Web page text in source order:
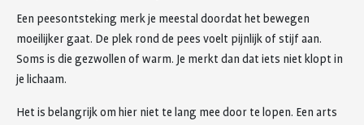
Een peesontsteking merk je meestal doordat het bewegen
moeilijker gaat. De plek rond de pees voelt pijnlijk of stijf aan.
Soms is die gezwollen of warm. Je merkt dan dat iets niet klopt in
je lichaam.
Het is belangrijk om hier niet te lang mee door te lopen. Een arts